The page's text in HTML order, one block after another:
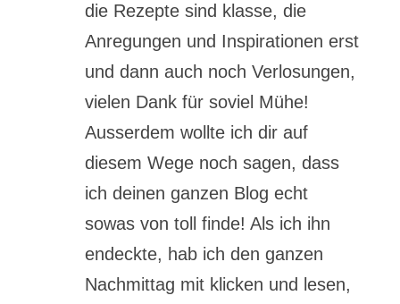
die Rezepte sind klasse, die
Anregungen und Inspirationen erst
und dann auch noch Verlosungen,
vielen Dank für soviel Mühe!
Ausserdem wollte ich dir auf
diesem Wege noch sagen, dass
ich deinen ganzen Blog echt
sowas von toll finde! Als ich ihn
endeckte, hab ich den ganzen
Nachmittag mit klicken und lesen,